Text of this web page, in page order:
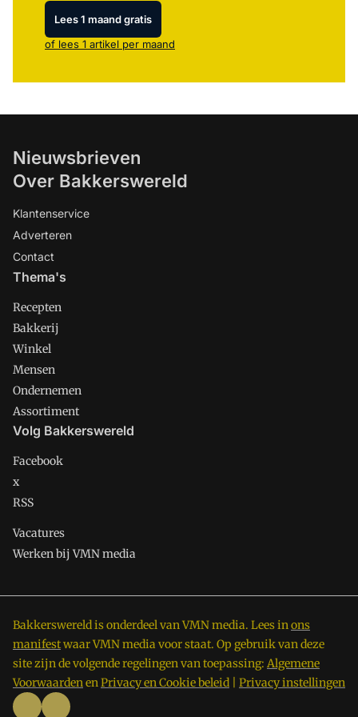
Lees 1 maand gratis
of lees 1 artikel per maand
Nieuwsbrieven
Over Bakkerswereld
Klantenservice
Adverteren
Contact
Thema's
Recepten
Bakkerij
Winkel
Mensen
Ondernemen
Assortiment
Volg Bakkerswereld
Facebook
x
RSS
Vacatures
Werken bij VMN media
Bakkerswereld is onderdeel van VMN media. Lees inons
manifestwaar VMN media voor staat. Op gebruik van deze
site zijn de volgende regelingen van toepassing: Algemene
VoorwaardenenPrivacy en Cookie beleid Privacy instellingen